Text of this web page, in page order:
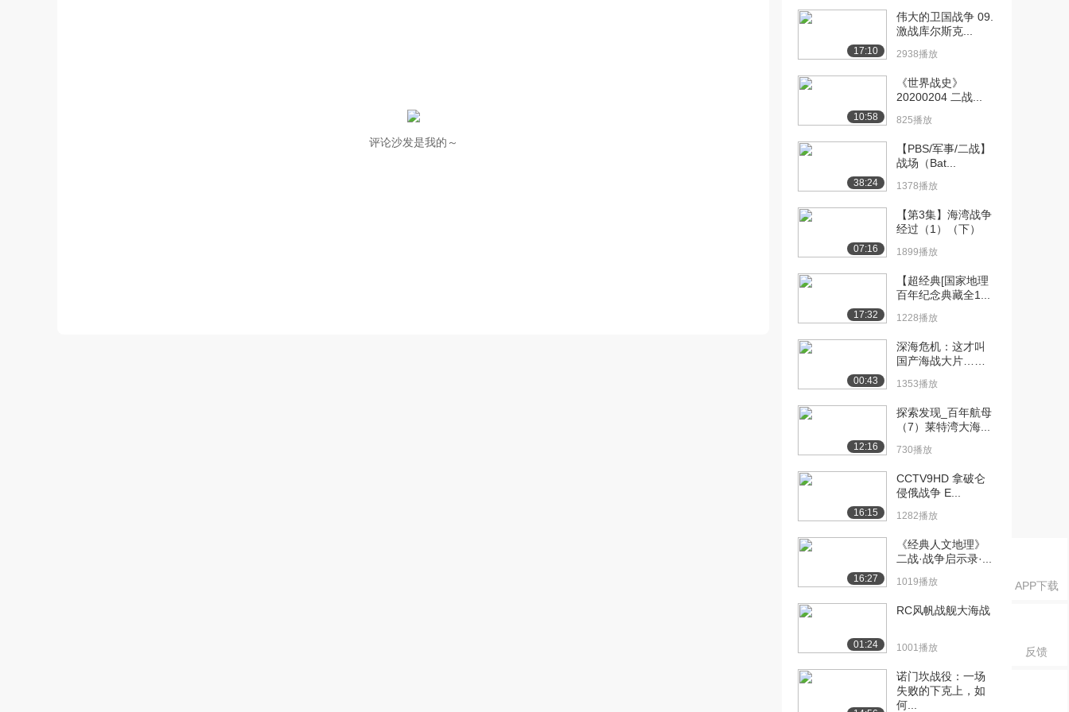
APP下载
反馈
评论沙发是我的～
[10] 09 雷伊泰湾大海战
1101播放
待播放
[11] 09 雷伊泰湾大海战
16:25
[12] 09 雷伊泰湾大海战
16:17
[13] 10 冲绳岛对决神风特
16:25
[14] 10 冲绳岛对决神风特
16:28
[15] 10 冲绳岛对决神风特
16:20
17:10
伟大的卫国战争 09.
激战库尔斯克...
2938播放
10:58
《世界战史》
20200204 二战...
825播放
38:24
【PBS/军事/二战】
战场（Bat...
1378播放
07:16
【第3集】海湾战争
经过（1）（下）
1899播放
17:32
【超经典[国家地理
百年纪念典藏全1...
1228播放
00:43
深海危机：这才叫
国产海战大片……
1353播放
12:16
探索发现_百年航母
（7）莱特湾大海...
730播放
16:15
CCTV9HD 拿破仑
侵俄战争 E...
1282播放
16:27
《经典人文地理》
二战·战争启示录·...
1019播放
01:24
RC风帆战舰大海战
1001播放
诺门坎战役：一场
失败的下克上，如
何...